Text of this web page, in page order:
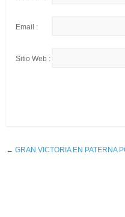
Email :
Sitio Web :
← GRAN VICTORIA EN PATERNA